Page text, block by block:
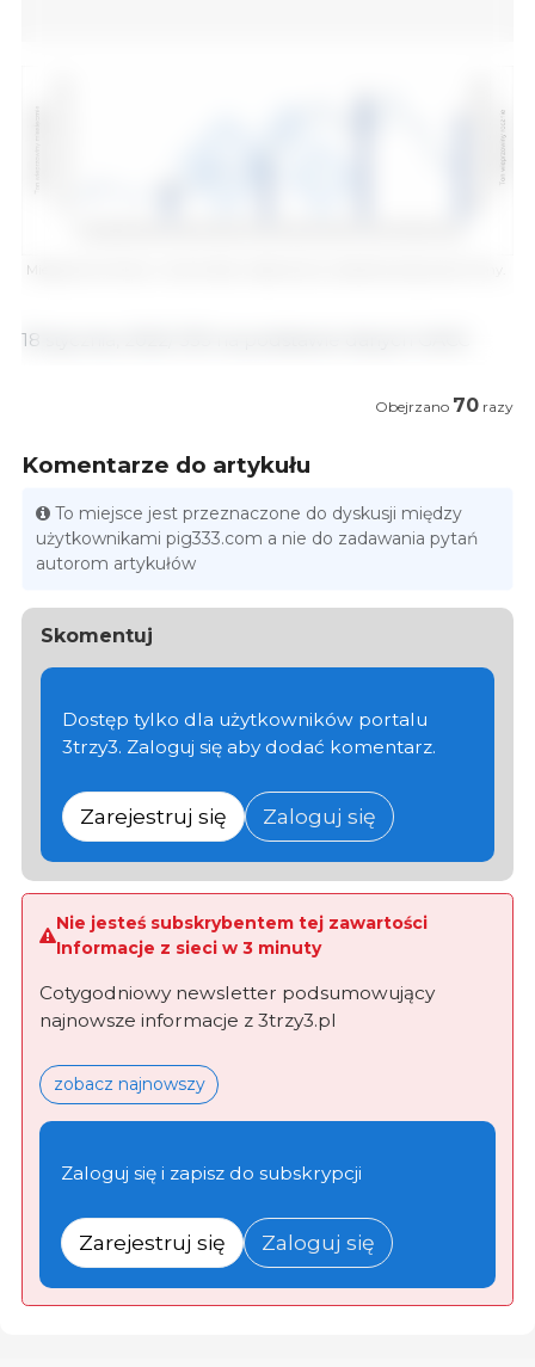
Miesięczne zmiany i roczne ilości wieprzowiny importowanej przez Chiny.
18 stycznia, 2022/ 333 na podstawie danych GACC
Obejrzano 70 razy
Komentarze do artykułu
To miejsce jest przeznaczone do dyskusji między
użytkownikami pig333.com a nie do zadawania pytań
autorom artykułów
Skomentuj
Dostęp tylko dla użytkowników portalu
3trzy3. Zaloguj się aby dodać komentarz.
Zarejestruj się Zaloguj się
Nie jesteś subskrybentem tej zawartości
Informacje z sieci w 3 minuty
Cotygodniowy newsletter podsumowujący
najnowsze informacje z 3trzy3.pl
zobacz najnowszy
Zaloguj się i zapisz do subskrypcji
Zarejestruj się Zaloguj się